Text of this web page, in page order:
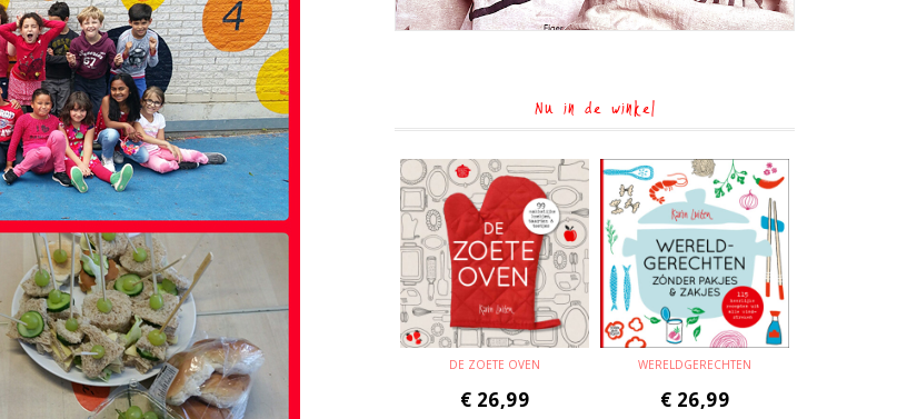
Nu in de winkel
DE ZOETE OVEN
€ 26,99
WERELDGERECHTEN
€ 26,99